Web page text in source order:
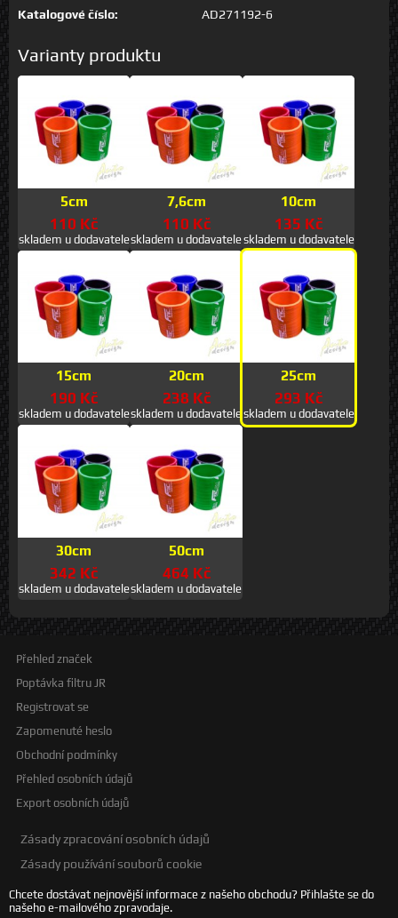
Katalogové číslo:
AD271192-6
Varianty produktu
5cm
110 Kč
skladem u dodavatele
7,6cm
110 Kč
skladem u dodavatele
10cm
135 Kč
skladem u dodavatele
15cm
190 Kč
skladem u dodavatele
20cm
238 Kč
skladem u dodavatele
25cm
293 Kč
skladem u dodavatele
30cm
342 Kč
skladem u dodavatele
50cm
464 Kč
skladem u dodavatele
Přehled značek
Poptávka filtru JR
Registrovat se
Zapomenuté heslo
Obchodní podmínky
Přehled osobních údajů
Export osobních údajů
Zásady zpracování osobních údajů
Zásady používání souborů cookie
Chcete dostávat nejnovější informace z našeho obchodu? Přihlašte se do
našeho e-mailového zpravodaje.